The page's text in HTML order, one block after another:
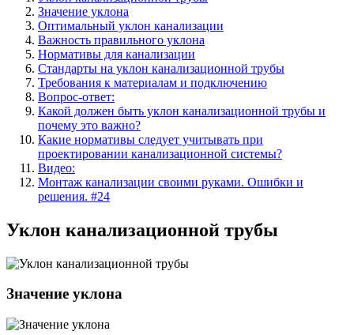
Значение уклона
Оптимальный уклон канализации
Важность правильного уклона
Нормативы для канализации
Стандарты на уклон канализационной трубы
Требования к материалам и подключению
Вопрос-ответ:
Какой должен быть уклон канализационной трубы и
почему это важно?
Какие нормативы следует учитывать при
проектировании канализационной системы?
Видео:
Монтаж канализации своими руками. Ошибки и
решения. #24
Уклон канализационной трубы
Значение уклона